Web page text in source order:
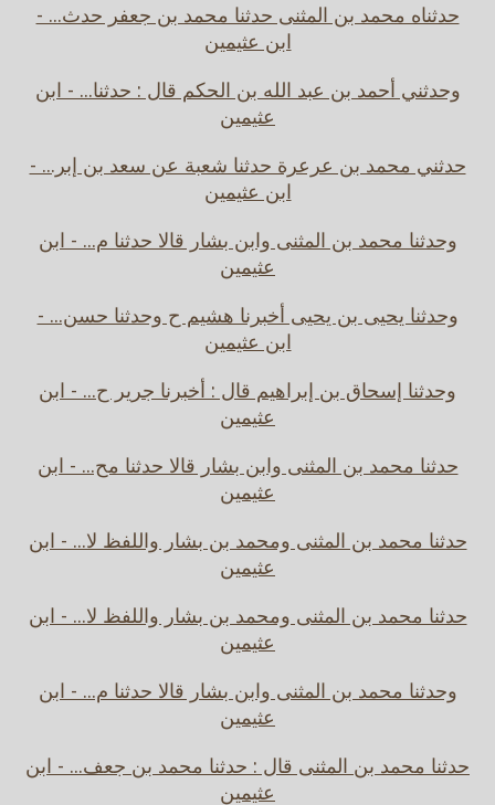
حدثناه محمد بن المثنى حدثنا محمد بن جعفر حدث... -
ابن عثيمين
وحدثني أحمد بن عبد الله بن الحكم قال : حدثنا... - ابن
عثيمين
حدثني محمد بن عرعرة حدثنا شعبة عن سعد بن إبر... -
ابن عثيمين
وحدثنا محمد بن المثنى وابن بشار قالا حدثنا م... - ابن
عثيمين
وحدثنا يحيى بن يحيى أخبرنا هشيم ح وحدثنا حسن... -
ابن عثيمين
وحدثنا إسحاق بن إبراهيم قال : أخبرنا جرير ح... - ابن
عثيمين
حدثنا محمد بن المثنى وابن بشار قالا حدثنا مح... - ابن
عثيمين
حدثنا محمد بن المثنى ومحمد بن بشار واللفظ لا... - ابن
عثيمين
حدثنا محمد بن المثنى ومحمد بن بشار واللفظ لا... - ابن
عثيمين
وحدثنا محمد بن المثنى وابن بشار قالا حدثنا م... - ابن
عثيمين
حدثنا محمد بن المثنى قال : حدثنا محمد بن جعف... - ابن
عثيمين